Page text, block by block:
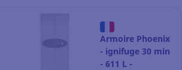
Armoire Phoenix
- ignifuge 30 min
- 611 L -